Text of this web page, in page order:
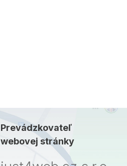
Prevádzkovateľ
webovej stránky